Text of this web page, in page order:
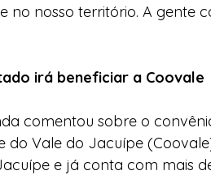
no nosso território. A gente
irá beneficiar a Coovale
comentou sobre o
do Vale do Jacuípe
e já conta com mais